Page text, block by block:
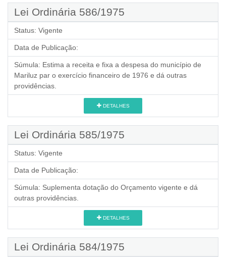
Lei Ordinária 586/1975
Status: Vigente
Data de Publicação:
Súmula: Estima a receita e fixa a despesa do município de
Mariluz par o exercício financeiro de 1976 e dá outras
providências.
DETALHES
Lei Ordinária 585/1975
Status: Vigente
Data de Publicação:
Súmula: Suplementa dotação do Orçamento vigente e dá
outras providências.
DETALHES
Lei Ordinária 584/1975